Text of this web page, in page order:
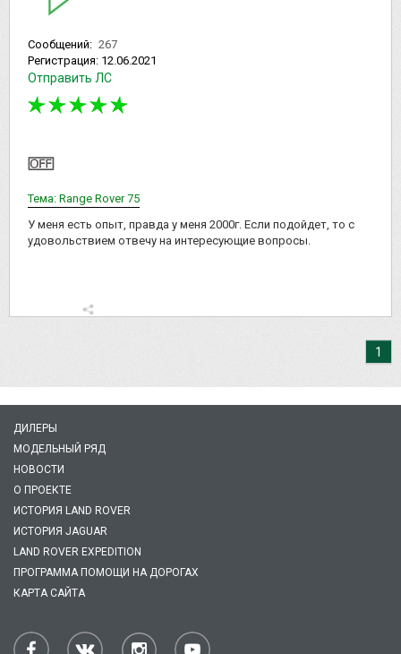
Сообщений: 267
Регистрация: 12.06.2021
Отправить ЛС
Тема: Range Rover 75
У меня есть опыт, правда у меня 2000г. Если подойдет, то с
удовольствием отвечу на интересующие вопросы.
1
ДИЛЕРЫ
МОДЕЛЬНЫЙ РЯД
НОВОСТИ
О ПРОЕКТЕ
ИСТОРИЯ LAND ROVER
ИСТОРИЯ JAGUAR
LAND ROVER EXPEDITION
ПРОГРАММА ПОМОЩИ НА ДОРОГАХ
КАРТА САЙТА